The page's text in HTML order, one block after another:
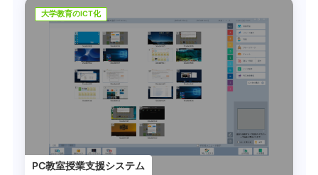
大学教育のICT化
PC教室授業支援システム